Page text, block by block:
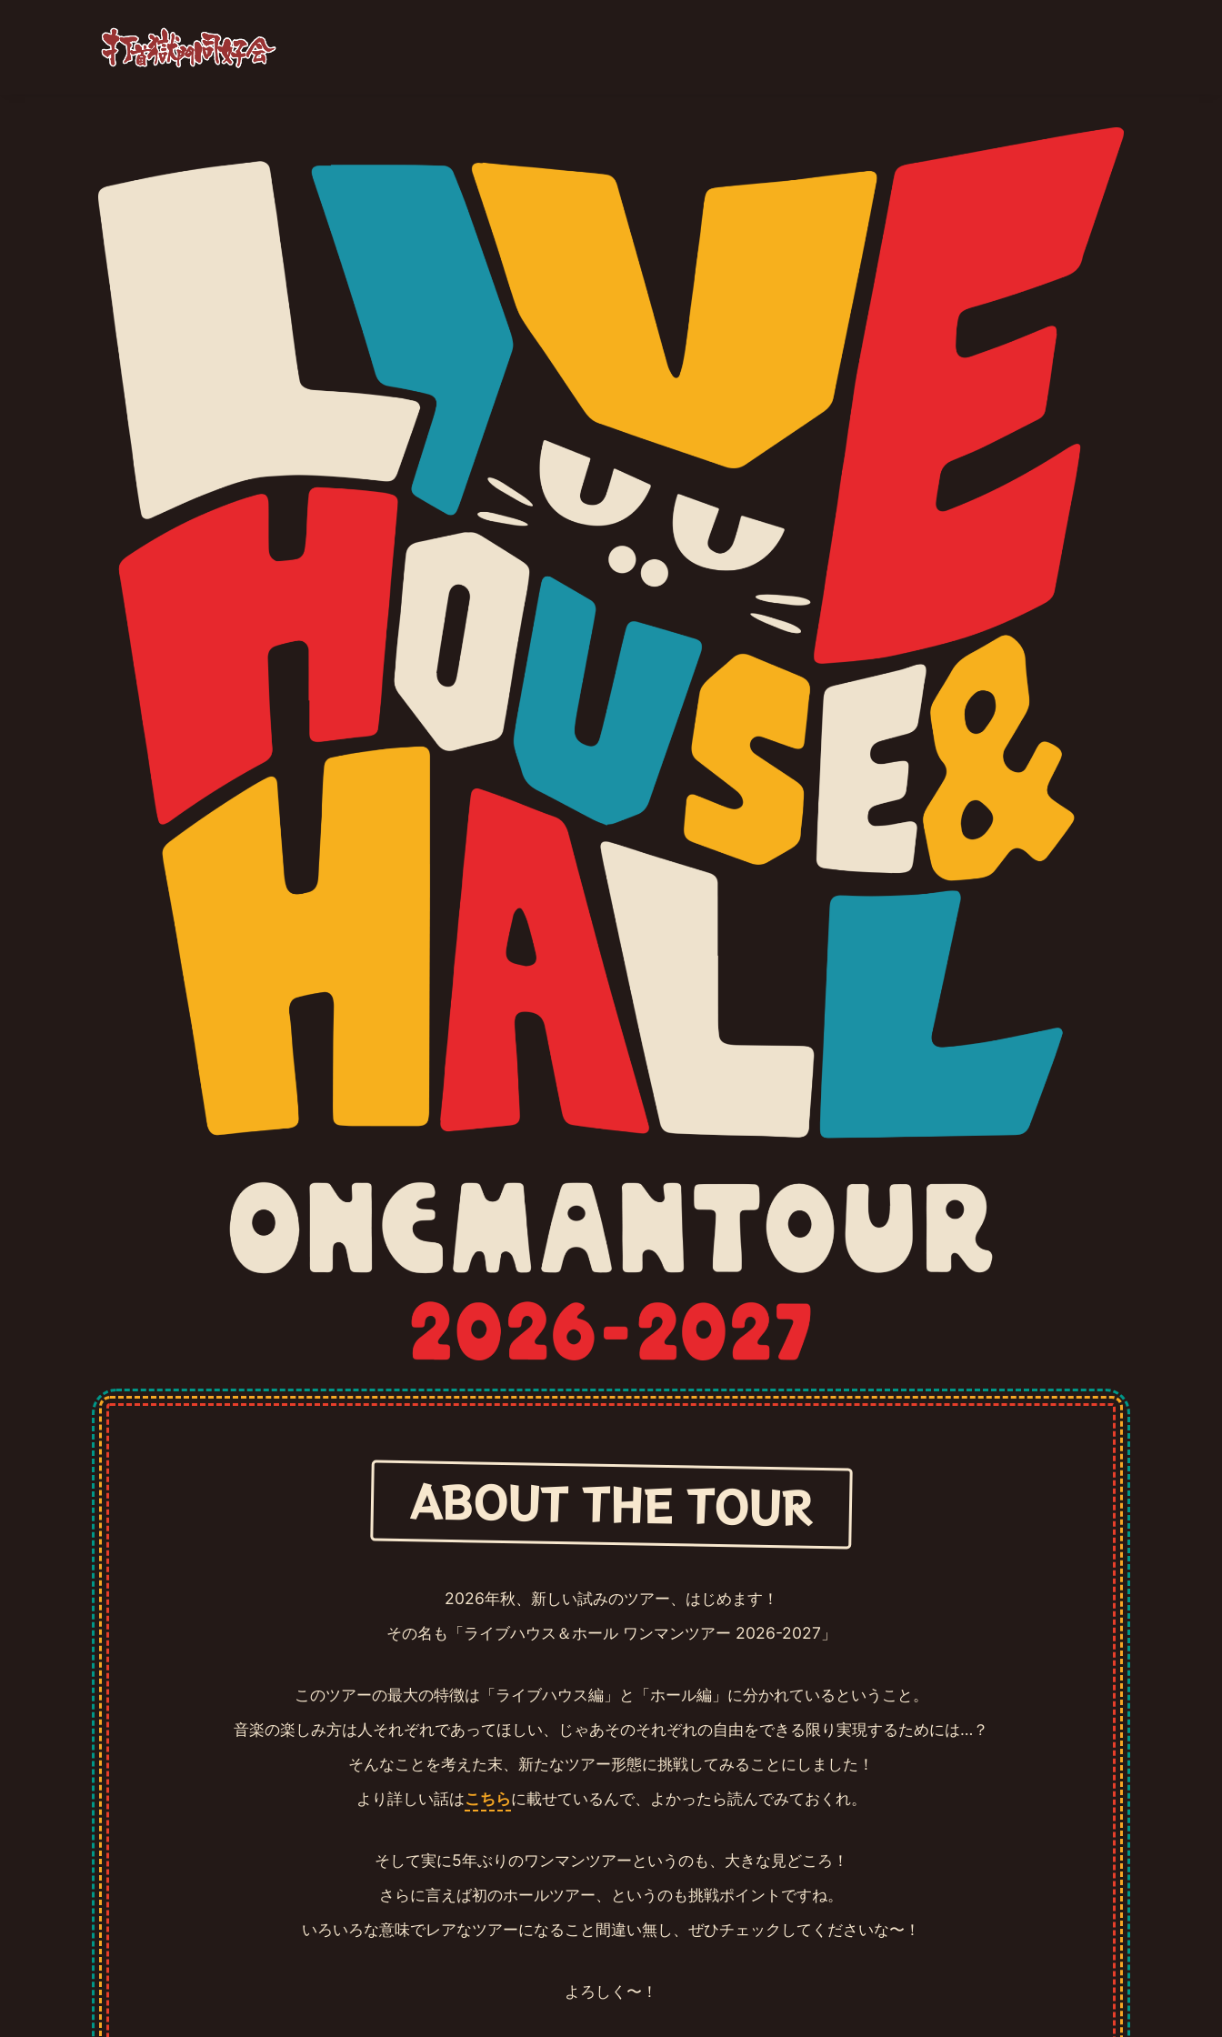
ABOUT THE TOUR
2026年秋、新しい試みのツアー、はじめます！
その名も「ライブハウス＆ホール ワンマンツアー 2026-2027」
このツアーの最大の特徴は「ライブハウス編」と「ホール編」に分かれているということ。
音楽の楽しみ方は人それぞれであってほしい、じゃあそのそれぞれの自由をできる限り実現するためには…？
そんなことを考えた末、新たなツアー形態に挑戦してみることにしました！
より詳しい話はこちらに載せているんで、よかったら読んでみておくれ。
そして実に5年ぶりのワンマンツアーというのも、大きな見どころ！
さらに言えば初のホールツアー、というのも挑戦ポイントですね。
いろいろな意味でレアなツアーになること間違い無し、ぜひチェックしてくださいな〜！
よろしく〜！